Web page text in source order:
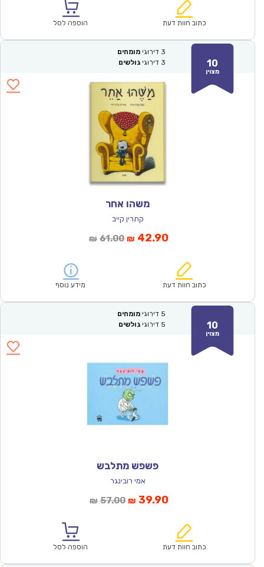
₪57.00.
הוא:
כתוב חוות דעת הוספה לסל
10
מצוין
3 דירוגי מומחים
3 דירוגי גולשים
משהו אחר
קתרין קייב
₪ 61.00המחיר
₪61.00.
₪ 42.90המחיר
הוא:
כתוב חוות דעת מידע נוסף
10
מצוין
5 דירוגי מומחים
5 דירוגי גולשים
פשפש מתלבש
אמי רובינגר
₪ 57.00המחיר
₪57.00.
₪ 39.90המחיר
הוא:
כתוב חוות דעת הוספה לסל